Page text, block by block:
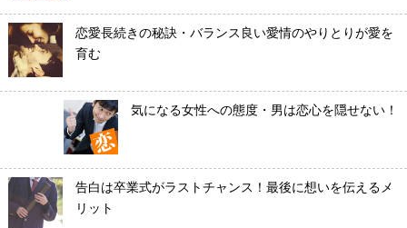
恋愛長続きの秘訣・バランス良い愛情のやりとりが愛を
育む
気になる女性への態度・男は恋心を隠せない！
告白は卒業式がラストチャンス！最後に想いを伝えるメ
リット